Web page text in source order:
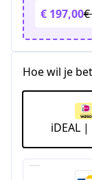
€ 197,00
Hoe wil je
iDEAL